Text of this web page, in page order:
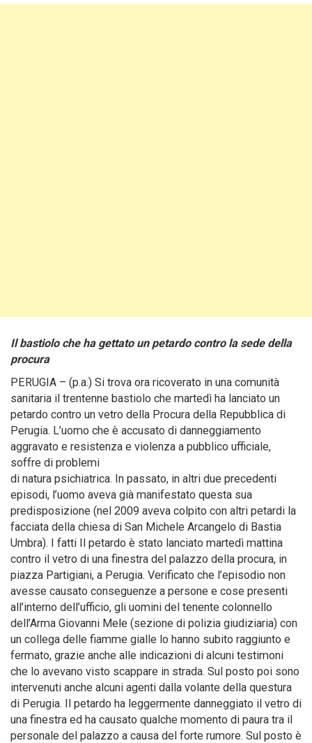
Il bastiolo che ha gettato un petardo contro la sede della
procura
PERUGIA – (p.a.) Si trova ora ricoverato in una comunità
sanitaria il trentenne bastiolo che martedì ha lanciato un
petardo contro un vetro della Procura della Repubblica di
Perugia. L’uomo che è accusato di danneggiamento
aggravato e resistenza e violenza a pubblico ufficiale,
soffre di problemi
di natura psichiatrica. In passato, in altri due precedenti
episodi, l’uomo aveva già manifestato questa sua
predisposizione (nel 2009 aveva colpito con altri petardi la
facciata della chiesa di San Michele Arcangelo di Bastia
Umbra). I fatti Il petardo è stato lanciato martedì mattina
contro il vetro di una finestra del palazzo della procura, in
piazza Partigiani, a Perugia. Verificato che l’episodio non
avesse causato conseguenze a persone e cose presenti
all’interno dell’ufficio, gli uomini del tenente colonnello
dell’Arma Giovanni Mele (sezione di polizia giudiziaria) con
un collega delle fiamme gialle lo hanno subito raggiunto e
fermato, grazie anche alle indicazioni di alcuni testimoni
che lo avevano visto scappare in strada. Sul posto poi sono
intervenuti anche alcuni agenti dalla volante della questura
di Perugia. Il petardo ha leggermente danneggiato il vetro di
una finestra ed ha causato qualche momento di paura tra il
personale del palazzo a causa del forte rumore. Sul posto è